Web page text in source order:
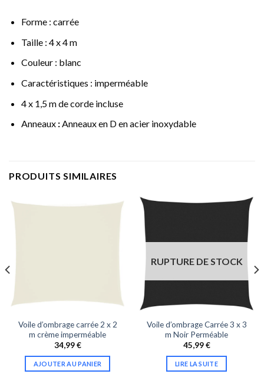
Forme : carrée
Taille : 4 x 4 m
Couleur : blanc
Caractéristiques : imperméable
4 x 1,5 m de corde incluse
Anneaux:Anneaux en D en acier inoxydable
PRODUITS SIMILAIRES
Voile d’ombrage carrée 2 x 2
m crème imperméable
34,99€
AJOUTER AU PANIER
RUPTURE DE STOCK
Voile d’ombrage Carrée 3 x 3
m Noir Perméable
45,99€
LIRE LA SUITE